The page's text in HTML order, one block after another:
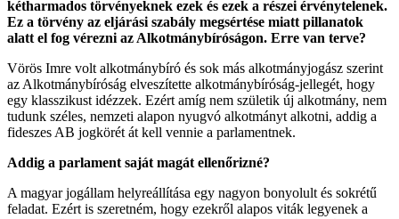
kétharmados törvényeknek ezek és ezek a részei érvénytelenek.
Ez a törvény az eljárási szabály megsértése miatt pillanatok
alatt el fog vérezni az Alkotmánybíróságon. Erre van terve?
Vörös Imre volt alkotmánybíró és sok más alkotmányjogász szerint
az Alkotmánybíróság elveszítette alkotmánybíróság-jellegét, hogy
egy klasszikust idézzek. Ezért amíg nem születik új alkotmány, nem
tudunk széles, nemzeti alapon nyugvó alkotmányt alkotni, addig a
fideszes AB jogkörét át kell vennie a parlamentnek.
Addig a parlament saját magát ellenőrizné?
A magyar jogállam helyreállítása egy nagyon bonyolult és sokrétű
feladat. Ezért is szeretném, hogy ezekről alapos viták legyenek a